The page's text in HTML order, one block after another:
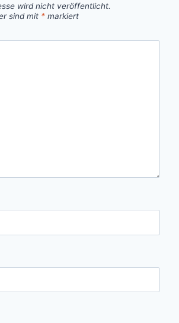
wird nicht veröffentlicht.
sind mit * markiert